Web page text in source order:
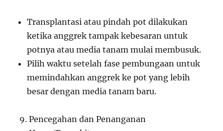
Transplantasi atau pindah pot dilakukan
ketika anggrek tampak kebesaran untuk
potnya atau media tanam mulai membusuk.
Pilih waktu setelah fase pembungaan untuk
memindahkan anggrek ke pot yang lebih
besar dengan media tanam baru.
Pencegahan dan Penanganan